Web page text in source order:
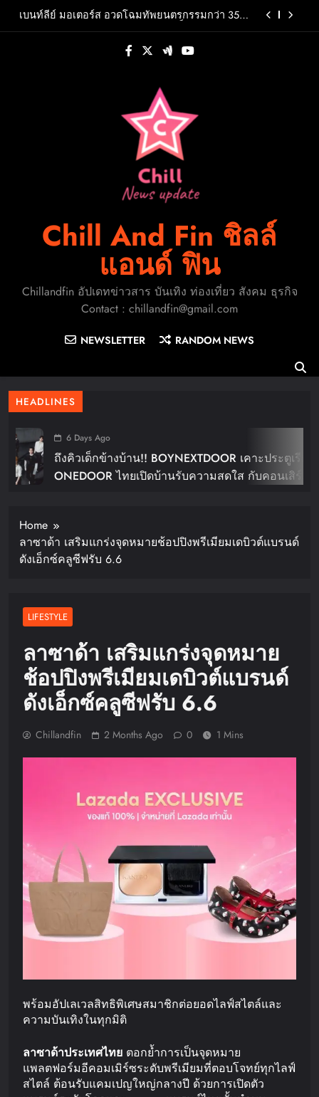
2569 เฟ้นหาเกมเมอร์ตัวท็อปไปคว้าชัยระดับประเทศ
15-16 ส.ค.นี้
เบนท์ลีย์ มอเตอร์ส อวดโฉมทัพยนตรกรรมกว่า 35
เตรียมเสียงกรี๊ดให้พร้อม! “KATY PERRY” ส่ง
ภาพยนตร์คอนเสิร์ตสุดยิ่งใหญ่ “THE LIFETIMES
Single ใหม่ “One” เพลงประจำทีม T1
ระเบิดศึกอีสปอร์ตครั้งยิ่งใหญ่! โรบินสันไลฟ์สไตล์
สมุทรปราการชวนเชียร์ศึกอีสปอร์ตชิงแชมป์จังหวัด
2569 เฟ้นหาเกมเมอร์ตัวท็อปไปคว้าชัยระดับประเทศ
เบนท์ลีย์ มอเตอร์ส อวดโฉมทัพยนตรกรรมกว่า 35
คันพร้อมเปิดตัว 1919 Collection สุดเอ็กซ์คลูซีฟใน
งาน Goodwood Festival of Speed 2026
เตรียมเสียงกรี๊ดให้พร้อม! “KATY PERRY” ส่ง
ภาพยนตร์คอนเสิร์ตสุดยิ่งใหญ่ “THE LIFETIMES
TOUR – LIVE FROM PARIS” ฉายในโรงภาพยนตร์
และระบบ IMAX ทั่วโลกเริ่ม 2 กันยายนนี้!
DxS ยูนิตโวคอลจาก SEVENTEEN ปล่อย Spotify
Single ใหม่ “One” เพลงประจำทีม T1
Chill And Fin ชิลล์
แอนด์ ฟิน
Chillandfin อัปเดทข่าวสาร บันเทิง ท่องเที่ยว สังคม ธุรกิจ
Contact : chillandfin@gmail.com
NEWSLETTER RANDOM NEWS
HEADLINES
6 Days Ago
ถึงคิวเด็กข้างบ้าน!! BOYNEXTDOOR เคาะประตูเรียก
ONEDOOR ไทยเปิดบ้านรับความสดใส กับคอนเสิร์ต
Home
ลาซาด้า เสริมแกร่งจุดหมายช้อปปิงพรีเมียมเดบิวต์แบรนด์
ดังเอ็กซ์คลูซีฟรับ 6.6
LIFESTYLE
ลาซาด้า เสริมแกร่งจุดหมาย
ช้อปปิงพรีเมียมเดบิวต์แบรนด์
ดังเอ็กซ์คลูซีฟรับ 6.6
Chillandfin 2 Months Ago 0 1 Mins
พร้อมอัปเลเวลสิทธิพิเศษสมาชิกต่อยอดไลฟ์สไตล์และ
ความบันเทิงในทุกมิติ
ลาซาด้าประเทศไทย ตอกย้ำการเป็นจุดหมาย
แพลตฟอร์มอีคอมเมิร์ซระดับพรีเมียมที่ตอบโจทย์ทุกไลฟ์
สไตล์ ต้อนรับแคมเปญใหญ่กลางปี ด้วยการเปิดตัว